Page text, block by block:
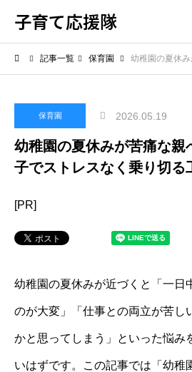
子育て応援隊
記事一覧 保育園 幼稚園の夏休みが苦痛な親
保育園 2026.05.19
幼稚園の夏休みが苦痛な親
子でストレスなく乗り切る
[PR]
幼稚園の夏休みが近づくと「一日
のが大変」「仕事との両立が苦し
かと思ってしまう」といった悩み
いはずです。この記事では「幼稚